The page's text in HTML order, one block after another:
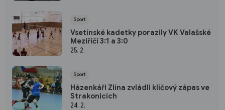
Sport
Vsetínské kadetky porazily VK Valašské
Meziříčí 3:1 a 3:0
25. 2.
Sport
Házenkáři Zlína zvládli klíčový zápas ve
Strakonicích
24. 2.